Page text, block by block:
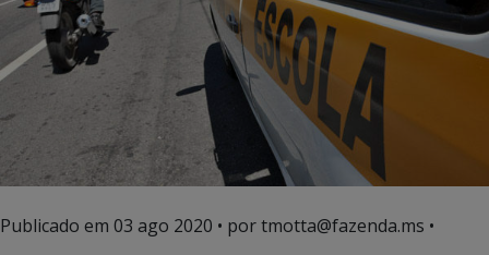
Publicado em 03 ago 2020 • por tmotta@fazenda.ms •